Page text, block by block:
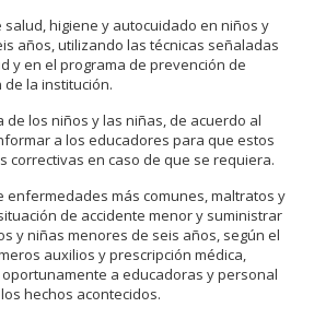
higiene y autocuidado en niños y
años, utilizando las técnicas señaladas
y en el programa de prevención de
la institución.
de los niños y las niñas, de acuerdo al
a los educadores para que estos
correctivas en caso de que se requiera.
enfermedades más comunes, maltratos y
de accidente menor y suministrar
y niñas menores de seis años, según el
auxilios y prescripción médica,
a educadoras y personal
hechos acontecidos.